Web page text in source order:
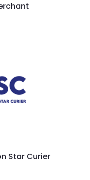
Star Curier